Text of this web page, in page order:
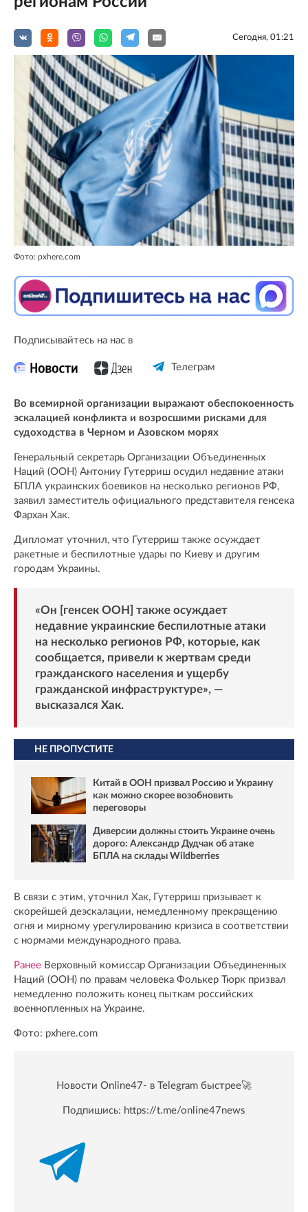
Сегодня, 01:21
Фото: pxhere.com
Подписывайтесь на нас в
Телеграм
Во всемирной организации выражают обеспокоенность
эскалацией конфликта и возросшими рисками для
судоходства в Черном и Азовском морях
Генеральный секретарь Организации Объединенных
Наций (ООН) Антониу Гутерриш осудил недавние атаки
БПЛА украинских боевиков на несколько регионов РФ,
заявил заместитель официального представителя генсека
Фархан Хак.
Дипломат уточнил, что Гутерриш также осуждает
ракетные и беспилотные удары по Киеву и другим
городам Украины.
«Он [генсек ООН] также осуждает
недавние украинские беспилотные атаки
на несколько регионов РФ, которые, как
сообщается, привели к жертвам среди
гражданского населения и ущербу
гражданской инфраструктуре», —
высказался Хак.
НЕ ПРОПУСТИТЕ
Китай в ООН призвал Россию и Украину
как можно скорее возобновить
переговоры
Диверсии должны стоить Украине очень
дорого: Александр Дудчак об атаке
БПЛА на склады Wildberries
В связи с этим, уточнил Хак, Гутерриш призывает к
скорейшей деэскалации, немедленному прекращению
огня и мирному урегулированию кризиса в соответствии
с нормами международного права.
Ранее Верховный комиссар Организации Объединенных
Наций (ООН) по правам человека Фолькер Тюрк призвал
немедленно положить конец пыткам российских
военнопленных на Украине.
Фото: pxhere.com
Новости Online47- в Telegram быстрее🚀
Подпишись: https://t.me/online47news